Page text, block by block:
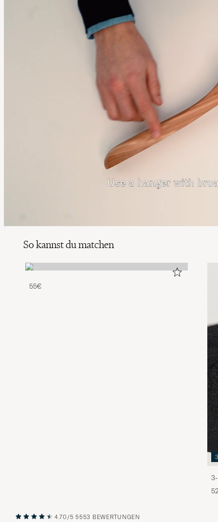
So kannst du matchen
55€
4.70/5 5553 BEWERTUNGEN